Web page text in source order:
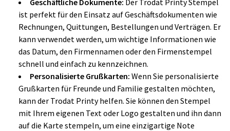
ist perfekt für den Einsatz auf Geschäftsdokumenten wie
Rechnungen, Quittungen, Bestellungen und Verträgen. Er
kann verwendet werden, um wichtige Informationen wie
das Datum, den Firmennamen oder den Firmenstempel
schnell und einfach zu kennzeichnen.
Personalisierte Grußkarten: Wenn Sie personalisierte
Grußkarten für Freunde und Familie gestalten möchten,
kann der Trodat Printy helfen. Sie können den Stempel
mit Ihrem eigenen Text oder Logo gestalten und ihn dann
auf die Karte stempeln, um eine einzigartige Note